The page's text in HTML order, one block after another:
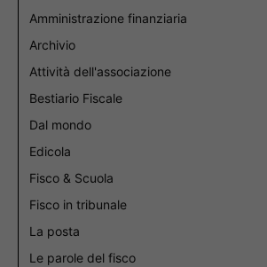
Amministrazione finanziaria
Archivio
Attività dell'associazione
Bestiario Fiscale
Dal mondo
Edicola
Fisco & Scuola
Fisco in tribunale
La posta
Le parole del fisco